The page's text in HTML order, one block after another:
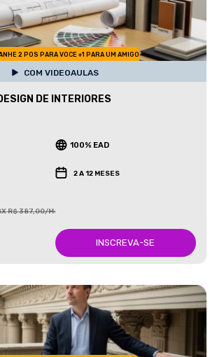
2 POS PARA VOCE +1 PARA UM AMIGO
COM VIDEOAULAS
DE INTERIORES
100% EAD
2 A 12 MESES
R$ 387,00/Mês
INSCREVA-SE